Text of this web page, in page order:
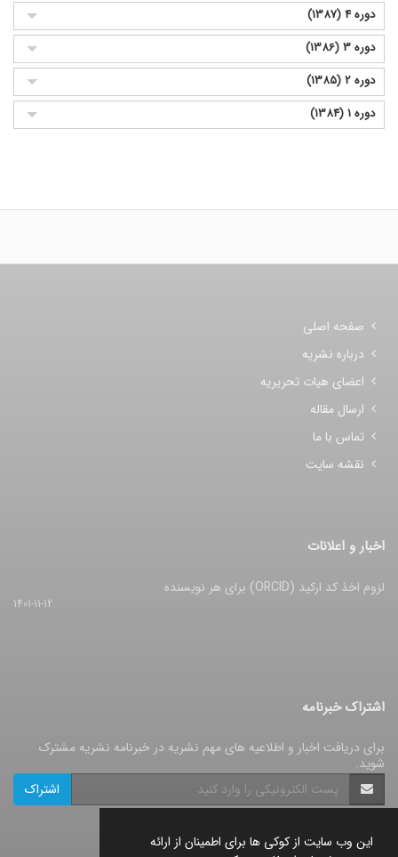
این وب سایت از کوکی ها برای اطمینان از ارائه
دوره 4 (1387)
دوره 3 (1386)
دوره 2 (1385)
دوره 1 (1384)
صفحه اصلی
درباره نشریه
اعضای هیات تحریریه
ارسال مقاله
تماس با ما
نقشه سایت
اخبار و اعلانات
لزوم اخذ کد ارکید (ORCID) برای هر نویسنده
1401-11-12
اشتراک خبرنامه
برای دریافت اخبار و اطلاعیه های مهم نشریه در خبرنامه نشریه مشترک
شوید.
اشتراک